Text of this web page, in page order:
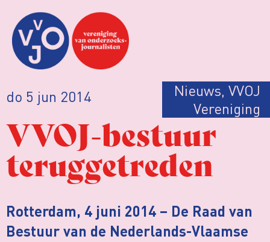
do 5 jun 2014 Nieuws, VVOJ
Vereniging
VVOJ-bestuur
teruggetreden
Rotterdam, 4 juni 2014 – De Raad van
Bestuur van de Nederlands-Vlaamse